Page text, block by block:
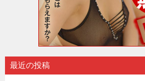
最近の投稿